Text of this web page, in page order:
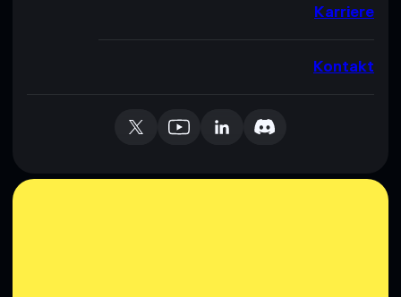
Karriere
Kontakt